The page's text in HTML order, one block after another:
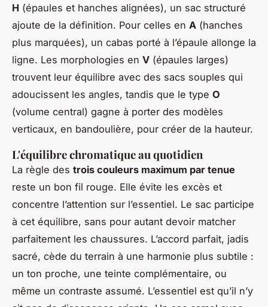
H (épaules et hanches alignées), un sac structuré
ajoute de la définition. Pour celles en A (hanches
plus marquées), un cabas porté à l’épaule allonge la
ligne. Les morphologies en V (épaules larges)
trouvent leur équilibre avec des sacs souples qui
adoucissent les angles, tandis que le type O
(volume central) gagne à porter des modèles
verticaux, en bandoulière, pour créer de la hauteur.
L'équilibre chromatique au quotidien
La règle des trois couleurs maximum par tenue
reste un bon fil rouge. Elle évite les excès et
concentre l’attention sur l’essentiel. Le sac participe
à cet équilibre, sans pour autant devoir matcher
parfaitement les chaussures. L’accord parfait, jadis
sacré, cède du terrain à une harmonie plus subtile :
un ton proche, une teinte complémentaire, ou
même un contraste assumé. L’essentiel est qu’il n’y